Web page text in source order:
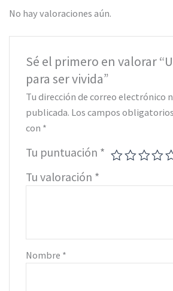
No hay valoraciones aún.
Sé el primero en valorar
para ser vivida”
Tu dirección de correo electrónico
publicada. Los campos
con *
Tu puntuación *
Tu valoración *
Nombre *